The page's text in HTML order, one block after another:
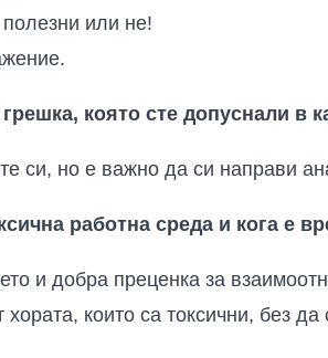
или не!
която сте допуснали в
си, но е важно да си направи
работна среда и кога е
и добра преценка за
хората, които са токсични, без